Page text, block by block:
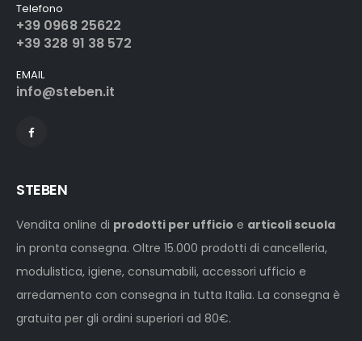
Telefono
+39 0968 25622
+39 328 91 38 572
EMAIL
info@steben.it
STEBEN
Vendita online di prodotti per ufficio e articoli scuola
in pronta consegna. Oltre 15.000 prodotti di cancelleria,
modulistica, igiene, consumabili, accessori ufficio e
arredamento con consegna in tutta Italia. La consegna è
gratuita per gli ordini superiori ad 80€.